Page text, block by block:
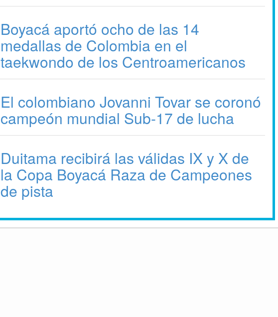
Boyacá aportó ocho de las 14
medallas de Colombia en el
taekwondo de los Centroamericanos
El colombiano Jovanni Tovar se coronó
campeón mundial Sub-17 de lucha
Duitama recibirá las válidas IX y X de
la Copa Boyacá Raza de Campeones
de pista